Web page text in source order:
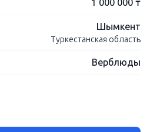
1 000 000 ₸
Шымкент
Туркестанская область
Верблюды